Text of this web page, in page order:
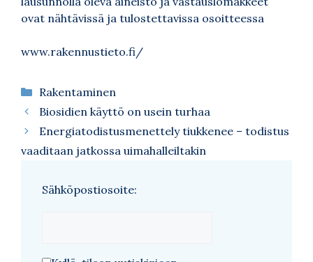
ovat nähtävissä ja tulostettavissa osoitteessa
www.rakennustieto.fi/
Kategoriat
Rakentaminen
Biosidien käyttö on usein turhaa
Energiatodistusmenettely tiukkenee – todistus
vaaditaan jatkossa uimahalleiltakin
Sähköpostiosoite: